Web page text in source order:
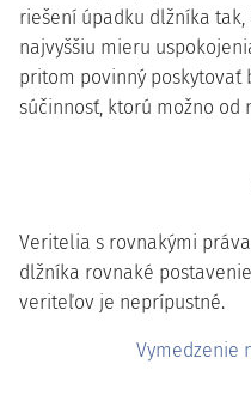
riešení úpadku dlžníka
najvyššiu mieru
pritom povinný poskytovať
súčinnosť, ktorú možno od
Veritelia s rovnakými
dlžníka rovnaké
veriteľov je neprípustné.
Vymedzenie